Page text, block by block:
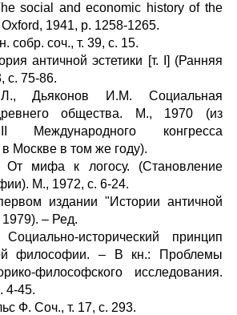
social and economic history of the
1941, p. 1258-1265.
собр. соч., т. 39, с. 15.
античной эстетики [т. I] (Ранняя
с. 75-86.
Дьяконов И.М. Социальная
общества. М., 1970 (из
Международного конгресса
в Москве в том же году).
мифа к логосу. (Становление
М., 1972, с. 6-24.
издании "Истории античной
1979). – Ред.
исторический принцип
философии. – В кн.: Проблемы
философского исследования.
4-45.
Ф. Соч., т. 17, с. 293.